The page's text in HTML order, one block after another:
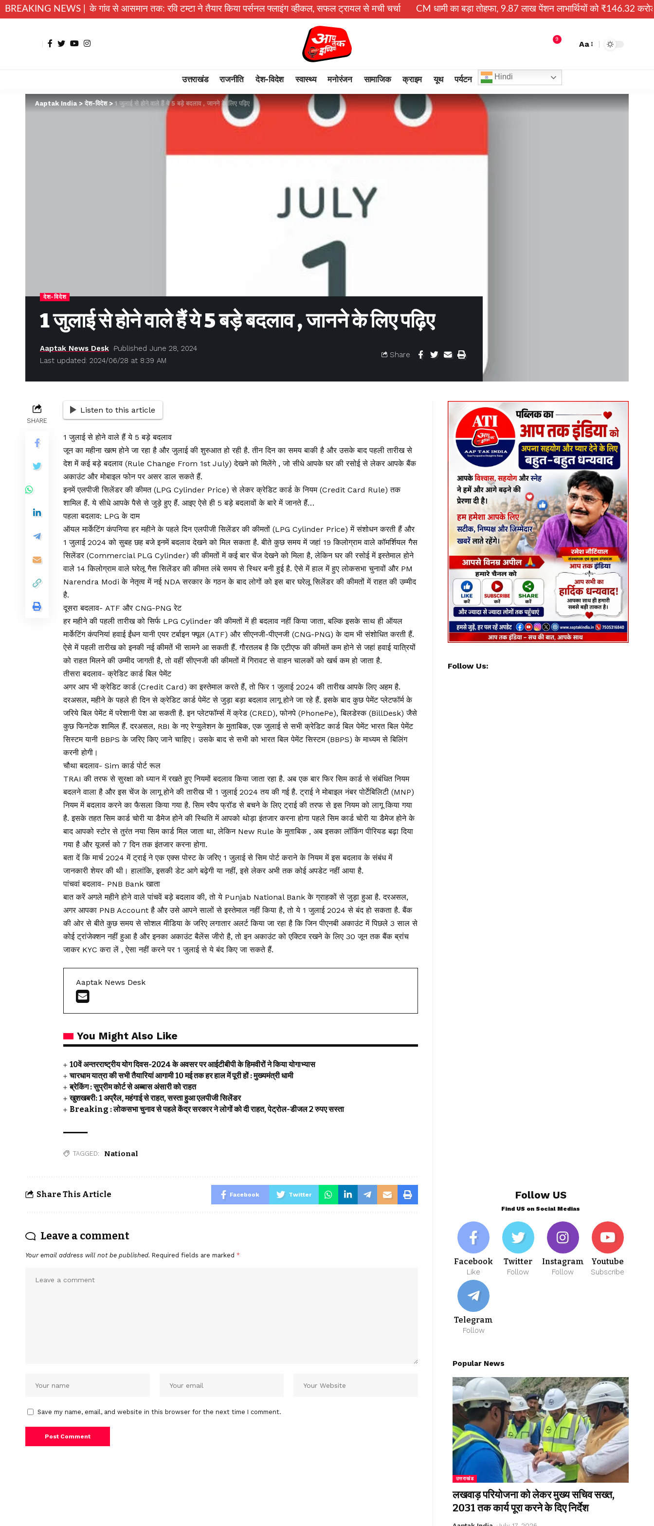
BREAKING NEWS |
अल्मोड़ा के गांव से आसमान तक: रवि टम्टा ने तैयार किया पर्सनल फ्लाइंग व्हीकल, सफल ट्रायल से मची चर्चा CM धामी का बड़ा तोहफा, 9.87 लाख पेंशन लाभार्थियों को ₹146.32 करोड़ की पेंशन राशि
9
Aa
उत्तराखंड राजनीति देश-विदेश स्वास्थ्य मनोरंजन सामाजिक क्राइम यूथ पर्यटन Hindi
Aaptak India > देश-विदेश> 1 जुलाई से होने वाले हैं ये 5 बड़े बदलाव , जानने के लिए पढ़िए
देश-विदेश
1 जुलाई से होने वाले हैं ये 5 बड़े बदलाव , जानने के लिए पढ़िए
Last updated: 2024/06/28 at 8:39 AM
Aaptak News Desk Published June 28, 2024
Share
SHARE
Listen to this article
1 जुलाई से होने वाले हैं ये 5 बड़े बदलाव
जून का महीना खत्म होने जा रहा है और जुलाई की शुरुआत हो रही है. तीन दिन का समय बाकी है और उसके बाद पहली तारीख से
देश में कई बड़े बदलाव (Rule Change From 1st July) देखने को मिलेंगे , जो सीधे आपके घर की रसोई से लेकर आपके बैंक
अकाउंट और मोबाइल फोन पर असर डाल सकते हैं.
इनमें एलपीजी सिलेंडर की कीमत (LPG Cylinder Price) से लेकर क्रेडिट कार्ड के नियम (Credit Card Rule) तक
शामिल हैं. ये सीधे आपके पैसे से जुड़े हुए हैं. आइए ऐसे ही 5 बड़े बदलावों के बारे में जानते हैं…
पहला बदलाव: LPG के दाम
ऑयल मार्केटिंग कंपनिया हर महीने के पहले दिन एलपीजी सिलेंडर की कीमतों (LPG Cylinder Price) में संशोधन करती हैं और
1 जुलाई 2024 को सुबह छह बजे इनमें बदलाव देखने को मिल सकता है. बीते कुछ समय में जहां 19 किलोग्राम वाले कॉमर्शियल गैस
सिलेंडर (Commercial PLG Cylinder) की कीमतों में कई बार चेंज देखने को मिला है, लेकिन घर की रसोई में इस्तेमाल होने
वाले 14 किलोग्राम वाले घरेलू गैस सिलेंडर की कीमत लंबे समय से स्थिर बनी हुई है. ऐसे में हाल में हुए लोकसभा चुनावों और PM
Narendra Modi के नेतृत्व में नई NDA सरकार के गठन के बाद लोगों को इस बार घरेलू सिलेंडर की कीमतों में राहत की उम्मीद
है.
दूसरा बदलाव- ATF और CNG-PNG रेट
हर महीने की पहली तारीख को सिर्फ LPG Cylinder की कीमतों में ही बदलाव नहीं किया जाता, बल्कि इसके साथ ही ऑयल
मार्केटिंग कंपनियां हवाई ईंधन यानी एयर टर्बाइन फ्यूल (ATF) और सीएनजी-पीएनजी (CNG-PNG) के दाम भी संशोधित करती हैं.
ऐसे में पहली तारीख को इनकी नई कीमतें भी सामने आ सकती हैं. गौरतलब है कि एटीएफ की कीमतें कम होने से जहां हवाई यात्रियों
को राहत मिलने की उम्मीद जागती है, तो वहीं सीएनजी की कीमतों में गिरावट से वाहन चालकों को खर्च कम हो जाता है.
तीसरा बदलाव- क्रेडिट कार्ड बिल पेमेंट
अगर आप भी क्रेडिट कार्ड (Credit Card) का इस्तेमाल करते हैं, तो फिर 1 जुलाई 2024 की तारीख आपके लिए अहम है.
दरअसल, महीने के पहले ही दिन से क्रेडिट कार्ड पेमेंट से जुड़ा बड़ा बदलाव लागू होने जा रहे हैं. इसके बाद कुछ पेमेंट प्लेटफॉर्म के
जरिये बिल पेमेंट में परेशानी पेश आ सकती है. इन प्लेटफॉर्म्स में क्रेड (CRED), फोनपे (PhonePe), बिलडेस्क (BillDesk) जैसे
कुछ फिनटेक शामिल हैं. दरअसल, RBI के नए रेग्युलेशन के मुताबिक, एक जुलाई से सभी क्रेडिट कार्ड बिल पेमेंट भारत बिल पेमेंट
सिस्टम यानी BBPS के जरिए किए जाने चाहिए। उसके बाद से सभी को भारत बिल पेमेंट सिस्टम (BBPS) के माध्यम से बिलिंग
करनी होगी।
चौथा बदलाव- Sim कार्ड पोर्ट रूल
TRAI की तरफ से सुरक्षा को ध्यान में रखते हुए नियमों बदलाव किया जाता रहा है. अब एक बार फिर सिम कार्ड से संबंधित नियम
बदलने वाला है और इस चेंज के लागू होने की तारीख भी 1 जुलाई 2024 तय की गई है. ट्राई ने मोबाइल नंबर पोर्टेबिलिटी (MNP)
नियम में बदलाव करने का फैसला किया गया है. सिम स्वैप फ्रॉड से बचने के लिए ट्राई की तरफ से इस नियम को लागू किया गया
है. इसके तहत सिम कार्ड चोरी या डैमेज होने की स्थिति में आपको थोड़ा इंतजार करना होगा पहले सिम कार्ड चोरी या डैमेज होने के
बाद आपको स्टोर से तुरंत नया सिम कार्ड मिल जाता था, लेकिन New Rule के मुताबिक , अब इसका लॉकिंग पीरियड बढ़ा दिया
गया है और यूजर्स को 7 दिन तक इंतजार करना होगा.
बता दें कि मार्च 2024 में ट्राई ने एक एक्स पोस्ट के जरिए 1 जुलाई से सिम पोर्ट कराने के नियम में इस बदलाव के संबंध में
जानकारी शेयर की थी। हालांकि, इसकी डेट आगे बढ़ेगी या नहीं, इसे लेकर अभी तक कोई अपडेट नहीं आया है.
पांचवां बदलाव- PNB Bank खाता
बात करें अगले महीने होने वाले पांचवें बड़े बदलाव की, तो ये Punjab National Bank के ग्राहकों से जुड़ा हुआ है. दरअसल,
अगर आपका PNB Account है और उसे आपने सालों से इस्तेमाल नहीं किया है, तो ये 1 जुलाई 2024 से बंद हो सकता है. बैंक
की ओर से बीते कुछ समय से सोशल मीडिया के जरिए लगातार अलर्ट किया जा रहा है कि जिन पीएनबी अकाउंट में पिछले 3 साल से
कोई ट्रांजेक्शन नहीं हुआ है और इनका अकाउंट बैलेंस जीरो है, तो इन अकाउंट को एक्टिव रखने के लिए 30 जून तक बैंक ब्रांच
जाकर KYC करा लें , ऐसा नहीं करने पर 1 जुलाई से ये बंद किए जा सकते हैं.
Aaptak News Desk
You Might Also Like
10वें अन्‍तरराष्‍ट्रीय योग दिवस-2024 के अवसर पर आईटीबीपी के हिमवीरों ने किया योगाभ्‍यास
चारधाम यात्रा की सभी तैयारियां आगामी 10 मई तक हर हाल में पूरी हों : मुख्यमंत्री धामी
ब्रेकिंग : सुप्रीम कोर्ट से अब्बास अंसारी को राहत
खुशखबरी: 1 अप्रैल, महंगाई से राहत, सस्ता हुआ एलपीजी सिलेंडर
Breaking : लोकसभा चुनाव से पहले केंद्र सरकार ने लोगों को दी राहत, पेट्रोल-डीजल 2 रुपए सस्ता
TAGGED: National
Share This Article Facebook Twitter
Leave a comment
Your email address will not be published. Required fields are marked *
Save my name, email, and website in this browser for the next time I comment.
Follow Us:
Follow US
Find US on Social Medias
Facebook
Like
Twitter
Follow
Instagram
Follow
Youtube
Subscribe
Telegram
Follow
Popular News
उत्तराखंड
लखवाड़ परियोजना को लेकर मुख्य सचिव सख्त,
2031 तक कार्य पूरा करने के दिए निर्देश